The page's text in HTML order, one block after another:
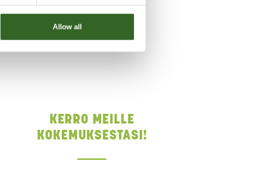
Allow all
KERRO MEILLE
KOKEMUKSESTASI!